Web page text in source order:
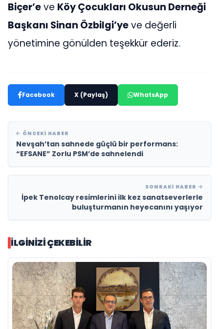
Biçer’eve Köy Çocukları Okusun Derneği
Başkanı Sinan Özbilgi’yeve değerli
yönetimine gönülden teşekkür ederiz.
Facebook X (Paylaş) WhatsApp
ÖNCEKI HABER
Nevşah’tan sahnede güçlü bir performans:
“EFSANE” Zorlu PSM’de sahnelendi
SONRAKI HABER
İpek Tenolcay resimlerini ilk kez sanatseverlerle
buluşturmanın heyecanını yaşıyor
İLGINIZI ÇEKEBILIR